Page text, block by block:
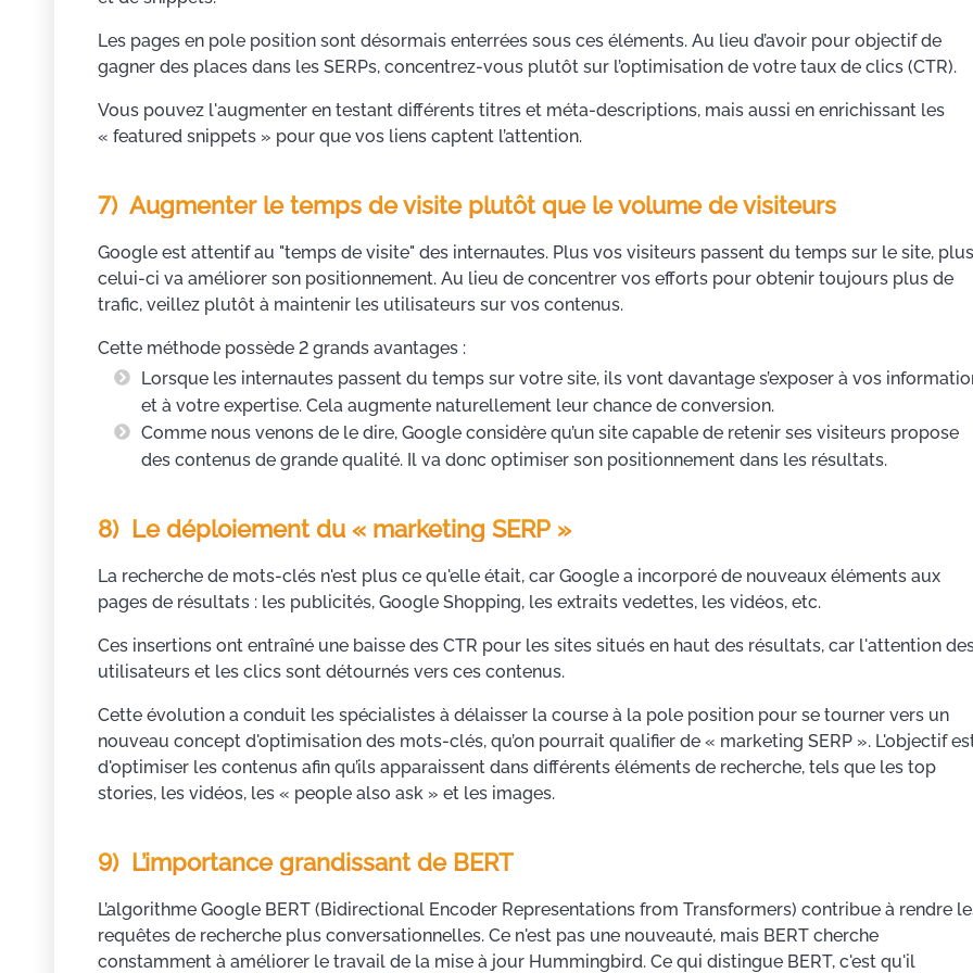
Les pages en pole position sont désormais enterrées sous ces éléments. Au lieu d’avoir pour objectif de
gagner des places dans les SERPs, concentrez-vous plutôt sur l’optimisation de votre taux de clics (CTR).
Vous pouvez l'augmenter en testant différents titres et méta-descriptions, mais aussi en enrichissant les
« featured snippets » pour que vos liens captent l’attention.
7) Augmenter le temps de visite plutôt que le volume de visiteurs
Google est attentif au "temps de visite" des internautes. Plus vos visiteurs passent du temps sur le site, plus
celui-ci va améliorer son positionnement. Au lieu de concentrer vos efforts pour obtenir toujours plus de
trafic, veillez plutôt à maintenir les utilisateurs sur vos contenus.
Cette méthode possède 2 grands avantages :
Lorsque les internautes passent du temps sur votre site, ils vont davantage s’exposer à vos
et à votre expertise. Cela augmente naturellement leur chance de conversion.
Comme nous venons de le dire, Google considère qu’un site capable de retenir ses visiteurs propose
des contenus de grande qualité. Il va donc optimiser son positionnement dans les résultats.
8) Le déploiement du « marketing SERP »
La recherche de mots-clés n'est plus ce qu'elle était, car Google a incorporé de nouveaux éléments aux
pages de résultats : les publicités, Google Shopping, les extraits vedettes, les vidéos, etc.
Ces insertions ont entraîné une baisse des CTR pour les sites situés en haut des résultats, car l'attention
utilisateurs et les clics sont détournés vers ces contenus.
Cette évolution a conduit les spécialistes à délaisser la course à la pole position pour se tourner vers un
nouveau concept d'optimisation des mots-clés, qu’on pourrait qualifier de « marketing SERP ». L'objectif
d'optimiser les contenus afin qu’ils apparaissent dans différents éléments de recherche, tels que les top
stories, les vidéos, les « people also ask » et les images.
9) L’importance grandissant de BERT
L’algorithme Google BERT (Bidirectional Encoder Representations from Transformers) contribue à rendre
requêtes de recherche plus conversationnelles. Ce n'est pas une nouveauté, mais BERT cherche
constamment à améliorer le travail de la mise à jour Hummingbird. Ce qui distingue BERT, c'est qu'il